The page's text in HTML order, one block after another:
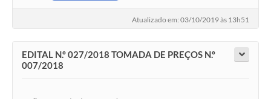
Atualizado em: 03/10/2019 às 13h51
EDITAL N.º 027/2018 TOMADA DE PREÇOS N.º
007/2018